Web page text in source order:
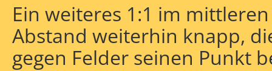
Ein weiteres 1:1 im
Abstand weiterhin knapp,
gegen Felder seinen Punkt